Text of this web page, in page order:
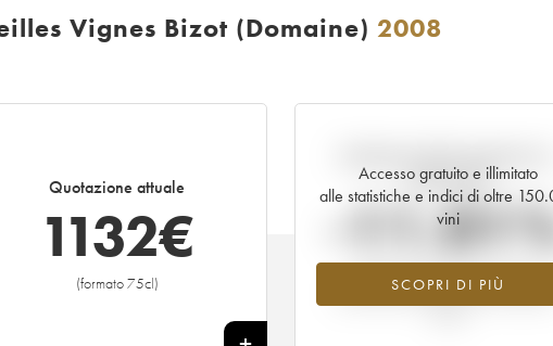
Vignes Bizot (Domaine) 2008
Quotazione attuale
1132€
(formato 75cl)
Accesso gratuito e illimitato
alle statistiche e indici di oltre
vini
SCOPRI DI PIÙ
tempo reale
-
Tendenza al ribasso per il valore
dell'annata 2008 nel 2026 rispetto